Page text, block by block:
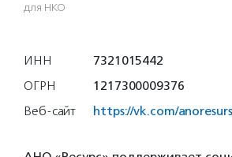
для НКО
ИНН
7321015442
ОГРН
1217300009376
Веб-сайт
https://vk.com/anoresurs